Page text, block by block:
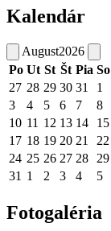
Kalendár
August2026
Po Ut St Št Pia So
27 28 29 30 31 1
3
4 5 6 7 8
10 11 12 13 14 15
17 18 19 20 21 22
24 25 26 27 28 29
31 1 2 3 4 5
Fotogaléria